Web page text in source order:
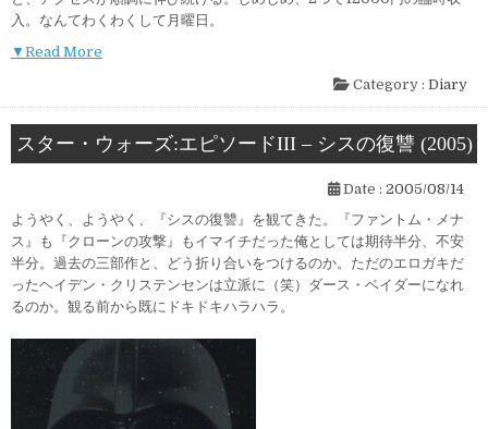
入。なんてわくわくして月曜日。
▼Read More
Category : Diary
スター・ウォーズ:エピソードIII – シスの復讐 (2005)
Date : 2005/08/14
ようやく、ようやく、『シスの復讐』を観てきた。『ファントム・メナ
ス』も『クローンの攻撃』もイマイチだった俺としては期待半分、不安
半分。過去の三部作と、どう折り合いをつけるのか。ただのエロガキだ
ったヘイデン・クリステンセンは立派に（笑）ダース・ベイダーになれ
るのか。観る前から既にドキドキハラハラ。